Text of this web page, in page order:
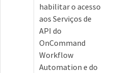
habilitar o acesso
aos Serviços de
API do
OnCommand
Workflow
Automation e do